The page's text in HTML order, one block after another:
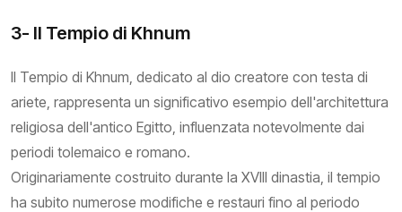
3- Il Tempio di Khnum
Il Tempio di Khnum, dedicato al dio creatore con testa di
ariete, rappresenta un significativo esempio dell'architettura
religiosa dell'antico Egitto, influenzata notevolmente dai
periodi tolemaico e romano.
Originariamente costruito durante la XVIII dinastia, il tempio
ha subito numerose modifiche e restauri fino al periodo